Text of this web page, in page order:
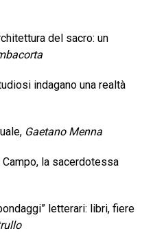
del sacro: un
indagano una realtà
Gaetano Menna
Campo, la sacerdotessa
letterari: libri, fiere